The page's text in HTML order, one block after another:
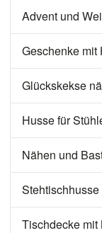
Advent und
Geschenke mit
Glückskekse
Husse für
Nähen und
Tischdecke mit